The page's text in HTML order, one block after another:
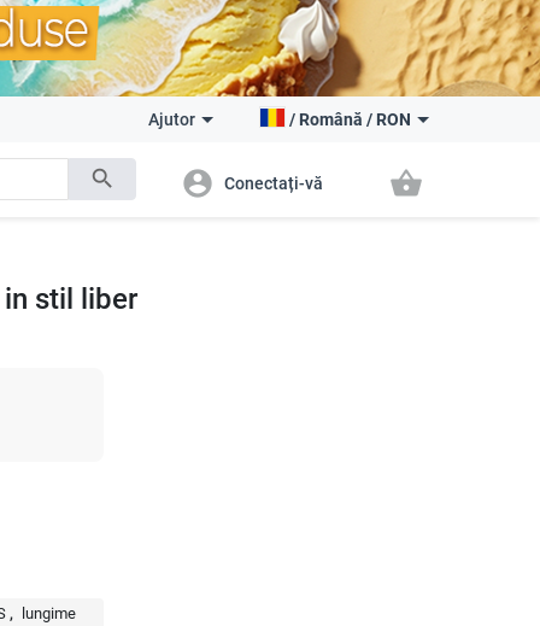
search
Ajutor / Română / RON
account_circle Conectați-vă shopping_basket
stil liber
lungime